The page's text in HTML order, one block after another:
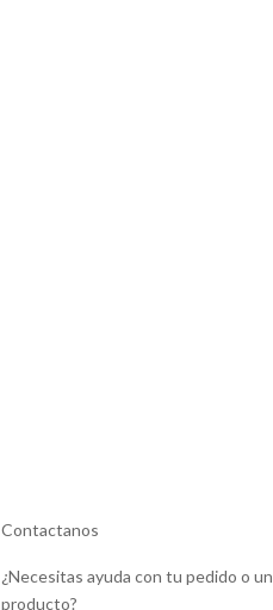
Contactanos
¿Necesitas ayuda con tu pedido o un
producto?